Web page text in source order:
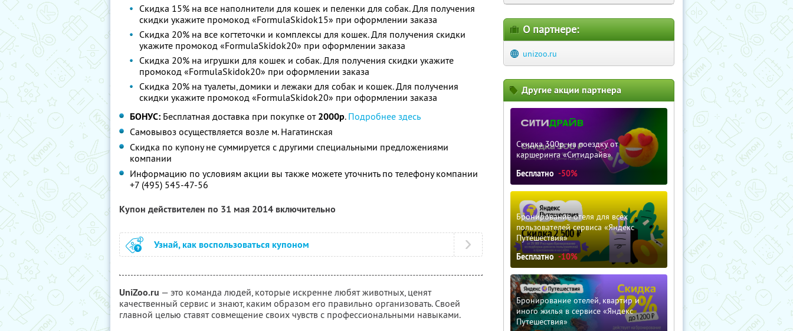
Скидка 15% на все наполнители для кошек и пеленки для собак. Для получения
скидки укажите промокод «FormulaSkidok15» при оформлении заказа
Скидка 20% на все когтеточки и комплексы для кошек. Для получения скидки
укажите промокод «FormulaSkidok20» при оформлении заказа
Скидка 20% на игрушки для кошек и собак. Для получения скидки укажите
промокод «FormulaSkidok20» при оформлении заказа
Скидка 20% на туалеты, домики и лежаки для собак и кошек. Для получения
скидки укажите промокод «FormulaSkidok20» при оформлении заказа
БОНУС: Бесплатная доставка при покупке от 2000р. Подробнее здесь
Самовывоз осуществляется возле м. Нагатинская
Скидка по купону не суммируется с другими специальными предложениями
компании
Информацию по условиям акции вы также можете уточнить по телефону компании
+7 (495) 545-47-56
Купон действителен по 31 мая 2014 включительно
Узнай, как воспользоваться купоном
UniZoo.ru — это команда людей, которые искренне любят животных, ценят
качественный сервис и знают, каким образом его правильно организовать. Своей
главной целью ставят совмещение своих чувств с профессиональными навыками.
О партнере:
unizoo.ru
Другие акции партнера
Скидка 300р. на поездку от
каршеринга «Ситидрайв»
Бесплатно -50%
Бронирование отеля для всех
пользователей сервиса «Яндекс
Путешествия»
Бесплатно -10%
Бронирование отелей, квартир и
иного жилья в сервисе «Яндекс
Путешествия»